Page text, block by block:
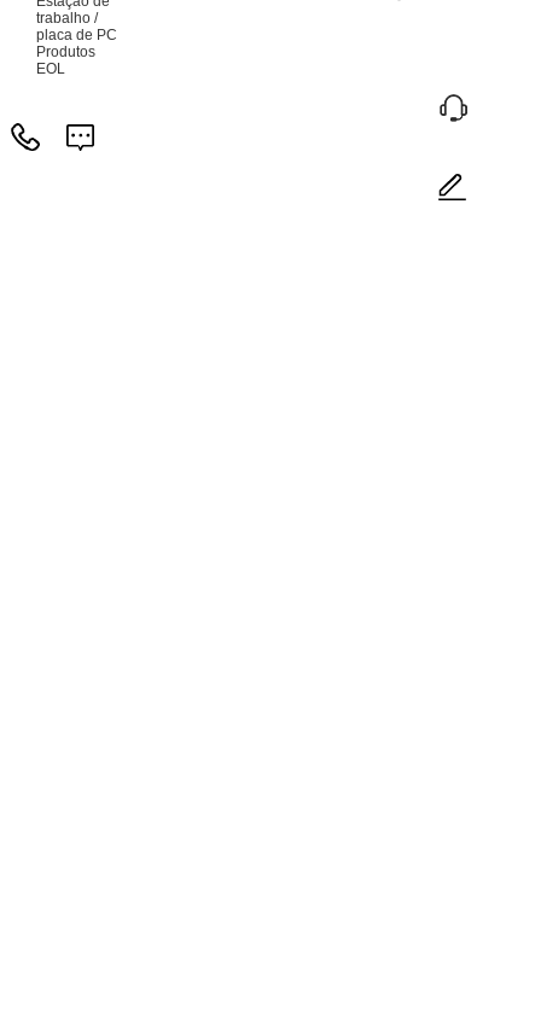
trabalho /
placa de PC
Produtos
EOL